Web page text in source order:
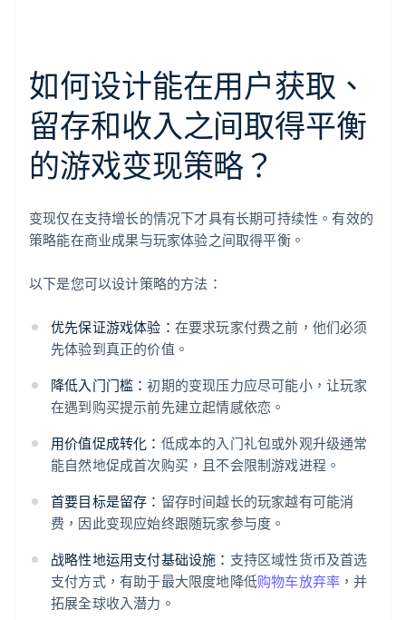
如何设计能在用户获取、
留存和收入之间取得平衡
的游戏变现策略？
变现仅在支持增长的情况下才具有长期可持续性。有效的
策略能在商业成果与玩家体验之间取得平衡。
以下是您可以设计策略的方法：
优先保证游戏体验： 在要求玩家付费之前，他们必须
先体验到真正的价值。
降低入门门槛：初期的变现压力应尽可能小，让玩家
在遇到购买提示前先建立起情感依恋。
用价值促成转化： 低成本的入门礼包或外观升级通常
能自然地促成首次购买，且不会限制游戏进程。
首要目标是留存： 留存时间越长的玩家越有可能消
费，因此变现应始终跟随玩家参与度。
战略性地运用支付基础设施： 支持区域性货币及首选
支付方式，有助于最大限度地降低购物车放弃率 ，并
拓展全球收入潜力。